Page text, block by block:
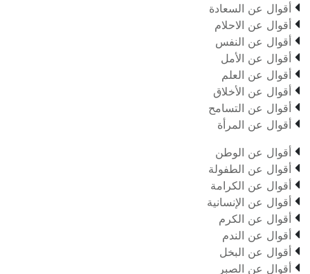
 أقوال عن السعادة
 أقوال عن الاحلام
 أقوال عن النفس
 أقوال عن الأمل
 أقوال عن العلم
 أقوال عن الأخلاق
 أقوال عن التسامح
 أقوال عن المرأة
 أقوال عن الوطن
 أقوال عن الطفولة
 أقوال عن الكرامة
 أقوال عن الإنسانية
 أقوال عن الكرم
 أقوال عن الندم
 أقوال عن البخل
 أقوال عن الصبر